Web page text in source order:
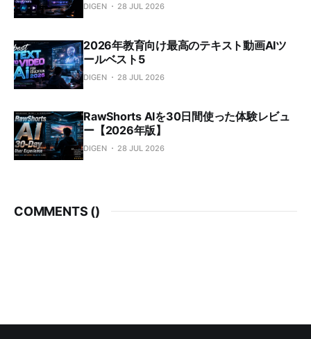
DIGEN 28 JUL 2026
2026年教育向け最高のテキスト動画AIツ
ールベスト5
DIGEN 28 JUL 2026
RawShorts AIを30日間使った体験レビュ
ー【2026年版】
DIGEN 28 JUL 2026
COMMENTS ()